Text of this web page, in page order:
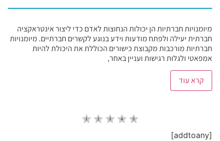
מיומנויות חברתיות הן יכולות הנחוצות לאדם כדי ליצור אינטראקציה
חברתית יעילה ולפתח מודעות וידע בנוגע לקשרים חברתיים. מיומנויות
חברתיות מורכבות מקבוצת כישורים הכוללת את היכולת להיות
אמפאטי ולגלות רגישות ועניין באחר,
קרא עוד
[addtoany]